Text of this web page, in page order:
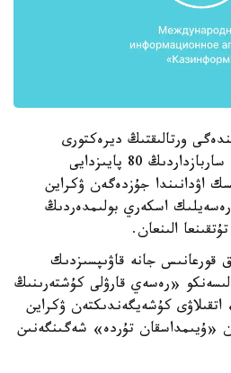
ورتالىقتىڭ ديرەكتورى
ۆلاديمير رۋباننىڭ ايتۋىنشا، ساربازداردىڭ 80 پايىزدايى
اۋدانىندا جۇزدەگەن ۋكراين
اسكەري بولىمدەردىڭ
الىنعان.
قورعانىس جانە قاۋىپسىزدىك
«رەسەي قارۋلى كۇشتەرىنىڭ
اتقىلاۋى كۇشەيگەندىكتەن ۋكراين
«ۇيىمداسقان تۇردە» شەگىنگەنىن